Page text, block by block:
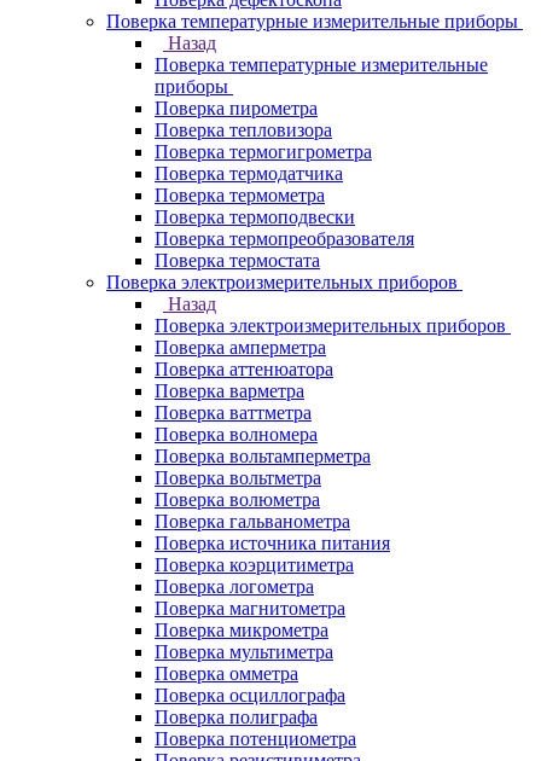
Поверка температурные измерительные приборы
Назад
Поверка температурные измерительные
приборы
Поверка пирометра
Поверка тепловизора
Поверка термогигрометра
Поверка термодатчика
Поверка термометра
Поверка термоподвески
Поверка термопреобразователя
Поверка термостата
Поверка электроизмерительных приборов
Назад
Поверка электроизмерительных приборов
Поверка амперметра
Поверка аттенюатора
Поверка варметра
Поверка ваттметра
Поверка волномера
Поверка вольтамперметра
Поверка вольтметра
Поверка волюметра
Поверка гальванометра
Поверка источника питания
Поверка коэрцитиметра
Поверка логометра
Поверка магнитометра
Поверка микрометра
Поверка мультиметра
Поверка омметра
Поверка осциллографа
Поверка полиграфа
Поверка потенциометра